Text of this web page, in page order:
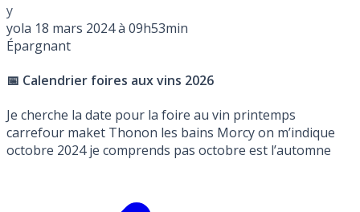
y
yola 18 mars 2024 à 09h53min
Épargnant
📅 Calendrier foires aux vins 2026
Je cherche la date pour la foire au vin printemps
carrefour maket Thonon les bains Morcy on m’indique
octobre 2024 je comprends pas octobre est l’automne